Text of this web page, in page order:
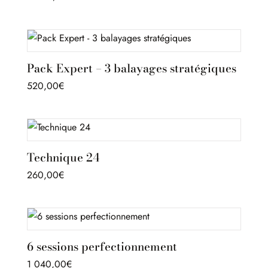
Pack Expert – 3 balayages stratégiques
520,00€
Technique 24
260,00€
6 sessions perfectionnement
1 040,00€